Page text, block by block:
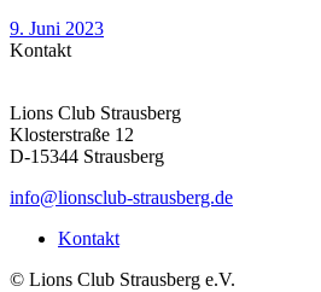
9. Juni 2023
Kontakt
Lions Club Strausberg
Klosterstraße 12
D-15344 Strausberg
info@lionsclub-strausberg.de
Kontakt
© Lions Club Strausberg e.V.